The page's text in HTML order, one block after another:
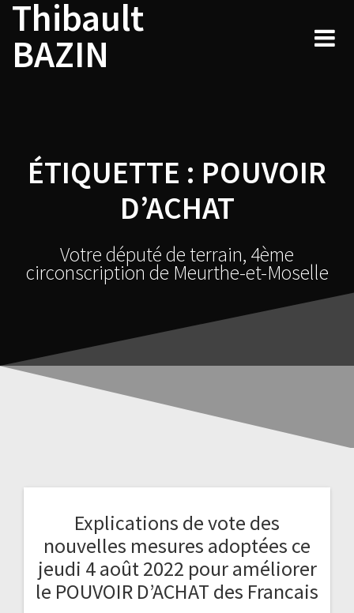
Skip
content
Thibault
BAZIN
ÉTIQUETTE : POUVOIR
D’ACHAT
Votre député de terrain, 4ème
circonscription de Meurthe-et-Moselle
Explications de vote des
nouvelles mesures adoptées ce
jeudi 4 août 2022 pour améliorer
le POUVOIR D’ACHAT des Francais
Navigation
au
articles